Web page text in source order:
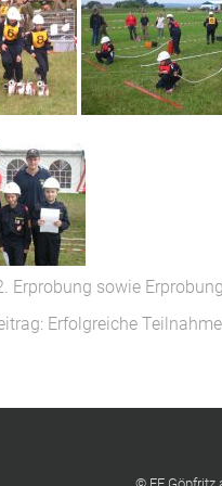
Erprobung sowie
Erfolgreiche